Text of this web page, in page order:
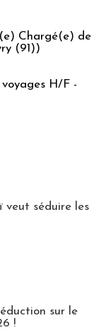
Chargé(e) de
(91))
H/F -
veut séduire les
sur le
!